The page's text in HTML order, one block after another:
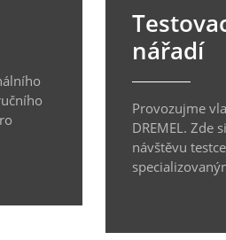
nářadí
Provozujme
DREMEL. Zde
návštěvu